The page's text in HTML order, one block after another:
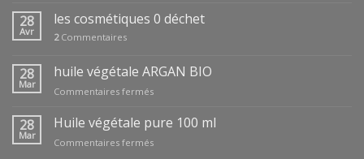
fêtes
28
Avr
les cosmétiques 0 déchet
2Commentaires
28
Mar
huile végétale ARGAN BIO
Commentaires ferméssur
végétale
BIO
28
Mar
Huile végétale pure 100 ml
Commentaires ferméssur